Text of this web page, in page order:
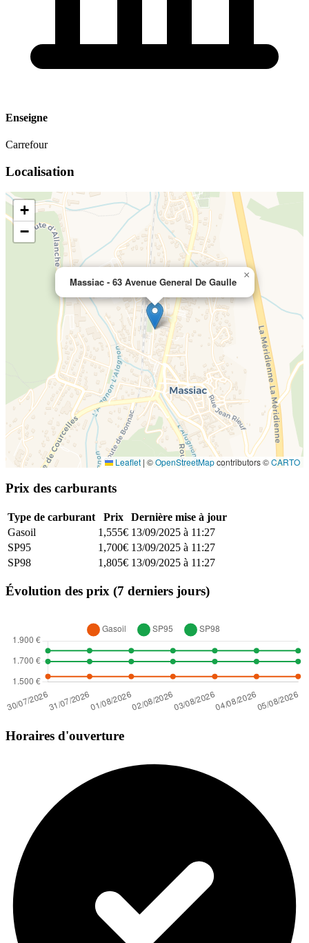
Enseigne
Carrefour
Localisation
Massiac - 63 Avenue General De Gaulle
×
+
−
Leaflet | ©OpenStreetMapcontributors ©CARTO
Prix des carburants
Type de carburant Prix
Dernière mise à jour
Gasoil
1,555€ 13/09/2025 à 11:27
SP95
1,700€ 13/09/2025 à 11:27
SP98
1,805€ 13/09/2025 à 11:27
Évolution des prix (7 derniers jours)
Horaires d'ouverture